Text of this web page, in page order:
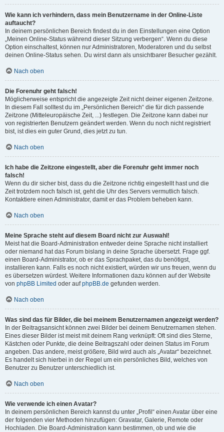
Wie kann ich verhindern, dass mein Benutzername in der Online-Liste
auftaucht?
In deinem persönlichen Bereich findest du in den Einstellungen eine Option
„Meinen Online-Status während dieser Sitzung verbergen“. Wenn du diese
Option einschaltest, können nur Administratoren, Moderatoren und du selbst
deinen Online-Status sehen. Du wirst dann als unsichtbarer Besucher gezählt.
Nach oben
Die Forenuhr geht falsch!
Möglicherweise entspricht die angezeigte Zeit nicht deiner eigenen Zeitzone.
In diesem Fall solltest du im „Persönlichen Bereich“ die für dich passende
Zeitzone (Mitteleuropäische Zeit, ...) festlegen. Die Zeitzone kann dabei nur
von registrierten Benutzern geändert werden. Wenn du noch nicht registriert
bist, ist dies ein guter Grund, dies jetzt zu tun.
Nach oben
Ich habe die Zeitzone eingestellt, aber die Forenuhr geht immer noch
falsch!
Wenn du dir sicher bist, dass du die Zeitzone richtig eingestellt hast und die
Zeit trotzdem noch falsch ist, geht die Uhr des Servers vermutlich falsch.
Kontaktiere einen Administrator, damit er das Problem beheben kann.
Nach oben
Meine Sprache steht auf diesem Board nicht zur Auswahl!
Meist hat die Board-Administration entweder deine Sprache nicht installiert
oder niemand hat das Forum bislang in deine Sprache übersetzt. Frage ggf.
einen Board-Administrator, ob er das Sprachpaket, das du benötigst,
installieren kann. Falls es noch nicht existiert, würden wir uns freuen, wenn du
es übersetzen würdest. Weitere Informationen dazu können auf der Website
von phpBB Limited oder aufphpBB.de gefunden werden.
Nach oben
Was sind das für Bilder, die bei meinem Benutzernamen angezeigt werden?
In der Beitragsansicht können zwei Bilder bei deinem Benutzernamen stehen.
Eines dieser Bilder ist meist mit deinem Rang verknüpft: Oft sind dies Sterne,
Kästchen oder Punkte, die deine Beitragszahl oder deinen Status im Forum
angeben. Das andere, meist größere, Bild wird auch als „Avatar“ bezeichnet.
Es handelt sich hierbei in der Regel um ein persönliches Bild, welches von
Benutzer zu Benutzer unterschiedlich ist.
Nach oben
Wie verwende ich einen Avatar?
In deinem persönlichen Bereich kannst du unter „Profil“ einen Avatar über eine
der folgenden vier Methoden hinzufügen: Gravatar, Galerie, Remote oder
Hochladen. Die Board-Administration kann bestimmen, ob und wie die